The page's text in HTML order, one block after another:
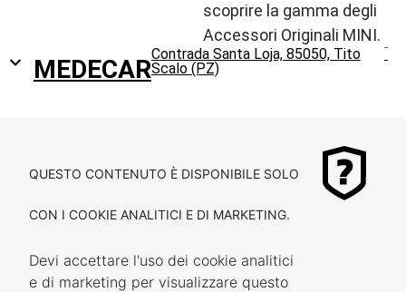
scoprire la gamma degli
Accessori Originali MINI.
MEDECAR
Contrada Santa Loja, 85050, Tito
Scalo (PZ)
QUESTO CONTENUTO È DISPONIBILE SOLO
CON I COOKIE ANALITICI E DI MARKETING.
Devi accettare l'uso dei cookie analitici
e di marketing per visualizzare questo